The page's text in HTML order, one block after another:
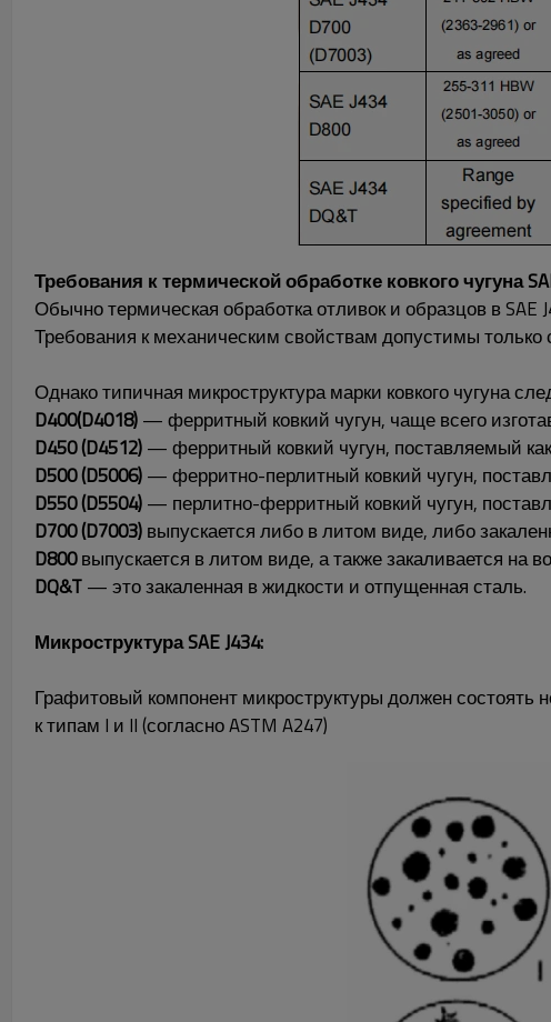
Требования к термической обработке ковкого чугуна
Обычно термическая обработка отливок и образцов в
Требования к механическим свойствам допустимы только
Однако типичная микроструктура марки ковкого чугуна
D400(D4018)— ферритный ковкий чугун, чаще всего
D450 (D4512)— ферритный ковкий чугун, поставляемый
D500 (D5006)— ферритно-перлитный ковкий чугун,
D550 (D5504)— перлитно-ферритный ковкий чугун,
D700 (D7003)выпускается либо в литом виде, либо
D800выпускается в литом виде, а также закаливается на
DQ&T— это закаленная в жидкости и отпущенная сталь.
Микроструктура SAE J434:
Графитовый компонент микроструктуры должен состоять
к типам I и II (согласно ASTM A247)